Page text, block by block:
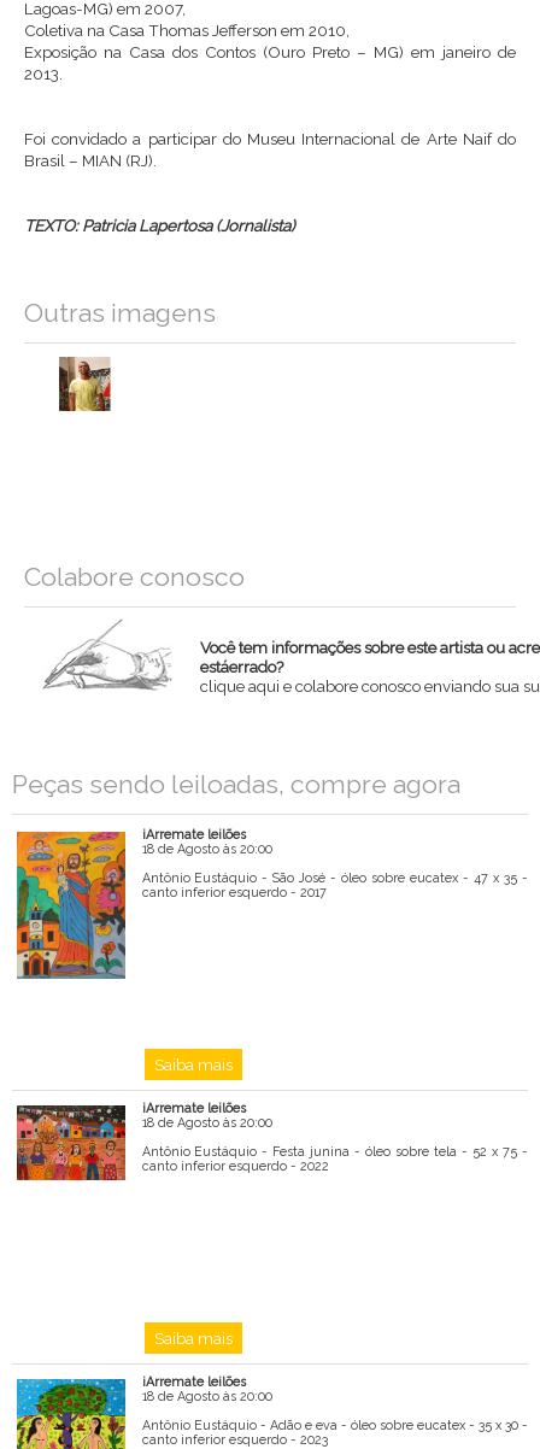
Lagoas-MG) em 2007,
Coletiva na Casa Thomas Jefferson em 2010,
Exposição na Casa dos Contos (Ouro Preto – MG) em janeiro de
2013.
Foi convidado a participar do Museu Internacional de Arte Naif do
Brasil – MIAN (RJ).
TEXTO: Patricia Lapertosa (Jornalista)
Outras imagens
Colabore conosco
Você tem informações sobre este artista ou
estáerrado?
clique aqui e colabore conosco enviando sua
Mensagem
Peças sendo leiloadas, compre agora
iArremate leilões
18 de Agosto às 20:00
Antônio Eustáquio - São José - óleo sobre eucatex - 47 x 35 -
canto inferior esquerdo - 2017
Saiba mais
iArremate leilões
18 de Agosto às 20:00
Antônio Eustáquio - Festa junina - óleo sobre tela - 52 x 75 -
canto inferior esquerdo - 2022
Saiba mais
iArremate leilões
18 de Agosto às 20:00
Antônio Eustáquio - Adão e eva - óleo sobre eucatex - 35 x 30 -
canto inferior esquerdo - 2023